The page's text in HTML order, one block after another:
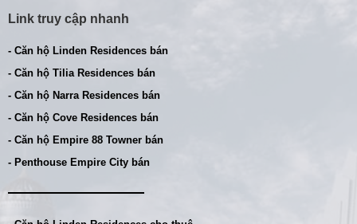
Link truy cập nhanh
- Căn hộ Linden Residences bán
- Căn hộ Tilia Residences bán
- Căn hộ Narra Residences bán
- Căn hộ Cove Residences bán
- Căn hộ Empire 88 Towner bán
- Penthouse Empire City bán